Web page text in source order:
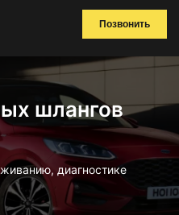
Позвонить
шлангов
диагностике